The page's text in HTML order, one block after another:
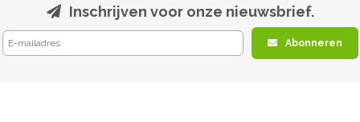
Inschrijven voor onze nieuwsbrief.
Abonneren